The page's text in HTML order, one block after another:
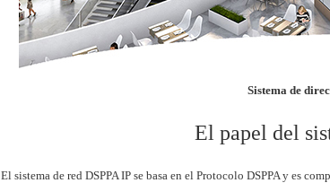
Sistema de
El papel del
El sistema de red DSPPA IP se basa en el Protocolo DSPPA y es